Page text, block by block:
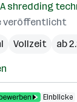
shredding
veröffentlicht
Vollzeit ab
Einblicke